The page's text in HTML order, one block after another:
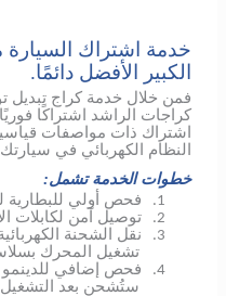
خدمة اشتراك السيارة
الكبير الأفضل دائمًا.
فمن خلال خدمة كراج تبديل
كراجات الراشد اشتراكًا
اشتراك ذات مواصفات
النظام الكهربائي في
خطوات الخدمة تشمل:
1. فحص أولي للبطارية
2. توصيل آمن لكابلات
3.
نقل الشحنة
تشغيل المحرك
4. فحص إضافي للدينمو
ستُشحن بعد